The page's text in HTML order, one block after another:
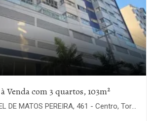
Venda com 3 quartos, 103m²
DE MATOS PEREIRA, 461 - Centro, Torres-RS